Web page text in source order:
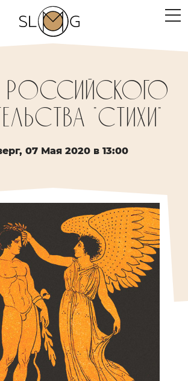
российского
"Стихи"
07 Мая 2020 в 13:00
МЕРОПРИЯТИЯ
ПРОЕКТЫ
ТЕКСТЫ